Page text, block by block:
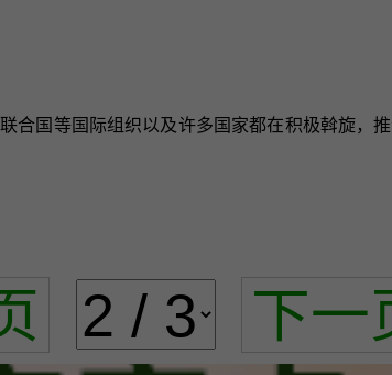
合国等国际组织以及许多国家都在积极斡旋，
下一